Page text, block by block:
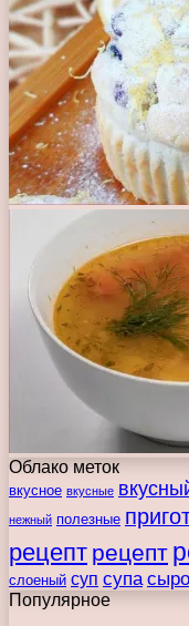
Облако меток
вкусное вкусные
нежный полезные
рецепт рецепт
слоеный суп супа
Популярное